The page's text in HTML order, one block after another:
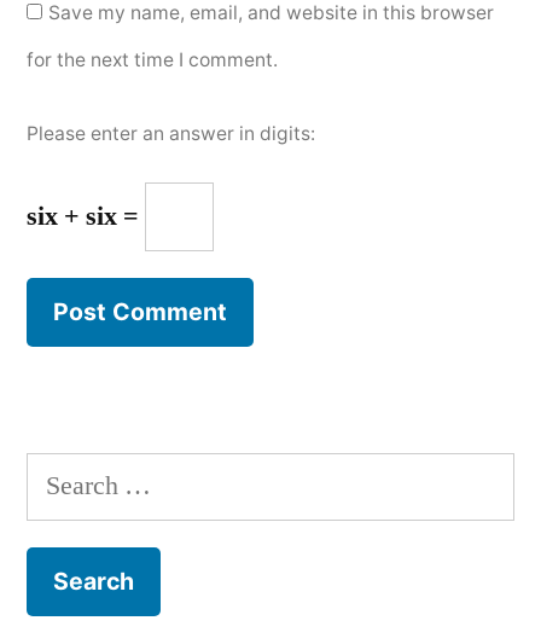
Save my name, email, and website in this browser
for the next time I comment.
Please enter an answer in digits:
six + six =
Search
for: